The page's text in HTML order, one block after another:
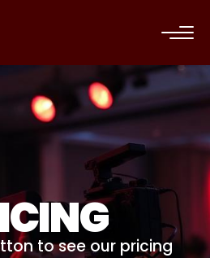
c
to see our pricing